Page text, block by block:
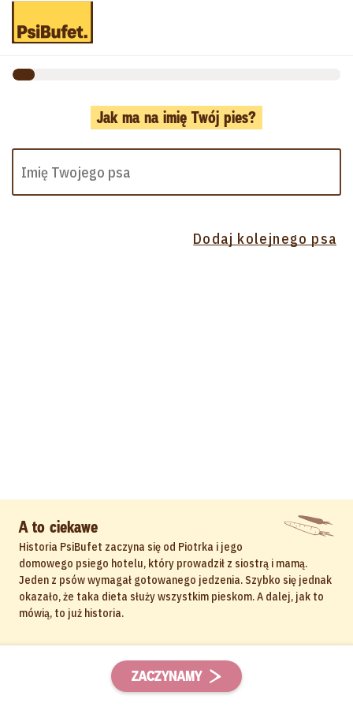
Jak ma na imię Twój pies?
Dodaj kolejnego psa
ZACZYNAMY
A to ciekawe
Historia PsiBufet zaczyna się od Piotrka i jego
domowego psiego hotelu, który prowadził z siostrą i mamą.
Jeden z psów wymagał gotowanego jedzenia. Szybko się jednak
okazało, że taka dieta służy wszystkim pieskom. A dalej, jak to
mówią, to już historia.